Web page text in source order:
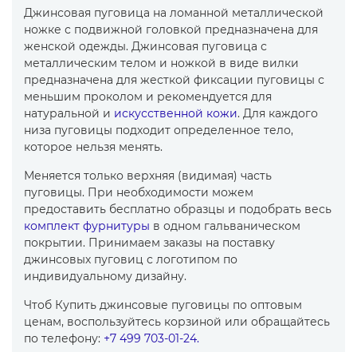
Джинсовая пуговица на ломанной металлической
ножке с подвижной головкой предназначена для
женской одежды. Джинсовая пуговица с
металлическим телом и ножкой в виде вилки
предназначена для жесткой фиксации пуговицы с
меньшим проколом и рекомендуется для
натуральной и искусственной кожи. Для каждого
низа пуговицы подходит определенное тело,
которое нельзя менять.
Меняется только верхняя (видимая) часть
пуговицы. При необходимости можем
предоставить бесплатно образцы и подобрать весь
комплект фурнитуры в одном гальваническом
покрытии. Принимаем заказы на поставку
джинсовых пуговиц с логотипом по
индивидуальному дизайну.
Чтоб Купить джинсовые пуговицы по оптовым
ценам, воспользуйтесь корзиной или обращайтесь
по телефону: +7 499 703-01-24.